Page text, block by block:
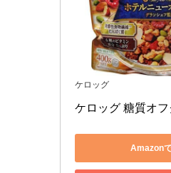
ケロッグ
ケロッグ 糖質オ
Amazon